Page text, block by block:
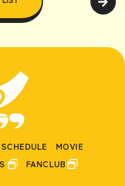
SCHEDULE
MOVIE
FANCLUB